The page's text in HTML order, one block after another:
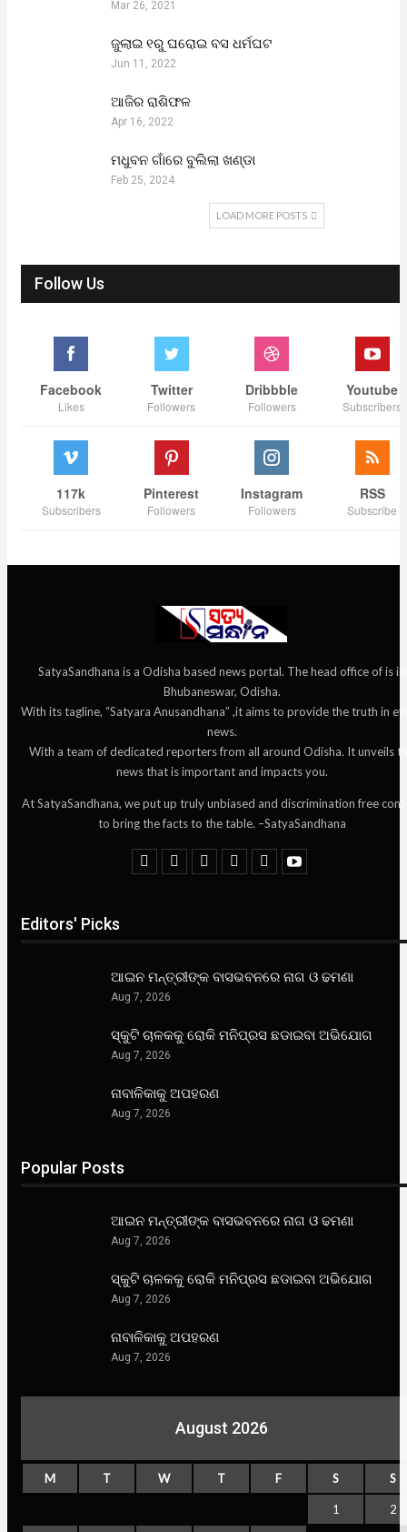
Mar 26, 2021
ଜୁଲାଇ ୧ରୁ ଘରୋଇ ବସ ଧର୍ମଘଟ
Jun 11, 2022
ଆଜିର ରାଶିଫଳ
Apr 16, 2022
ମଧୁବନ ଗାଁରେ ବୁଲିଲା ଖଣ୍ଡା
Feb 25, 2024
LOAD MORE POSTS
Follow Us
Facebook
Likes
Twitter
Followers
Dribbble
Followers
Youtube
Subscribers
117k
Subscribers
Pinterest
Followers
Instagram
Followers
RSS
Subscribe
SatyaSandhana is a Odisha based news portal. The head office of is in
Bhubaneswar, Odisha.
With its tagline, “Satyara Anusandhana” ,it aims to provide the truth in
news.
With a team of dedicated reporters from all around Odisha. It unveils
news that is important and impacts you.
At SatyaSandhana, we put up truly unbiased and discrimination free
to bring the facts to the table. –SatyaSandhana
Editors' Picks
ଆଇନ ମନ୍ତ୍ରୀଙ୍କ ବାସଭବନରେ ନାଗ ଓ ଢମଣା
Aug 7, 2026
ସ୍କୁଟି ଚାଳକକୁ ରୋକି ମନିପ୍ରସ ଛଡାଇବା ଅଭିଯୋଗ
Aug 7, 2026
ନାବାଳିକାକୁ ଅପହରଣ
Aug 7, 2026
Popular Posts
ଆଇନ ମନ୍ତ୍ରୀଙ୍କ ବାସଭବନରେ ନାଗ ଓ ଢମଣା
Aug 7, 2026
ସ୍କୁଟି ଚାଳକକୁ ରୋକି ମନିପ୍ରସ ଛଡାଇବା ଅଭିଯୋଗ
Aug 7, 2026
ନାବାଳିକାକୁ ଅପହରଣ
Aug 7, 2026
August 2026
M T W T F S S
1 2